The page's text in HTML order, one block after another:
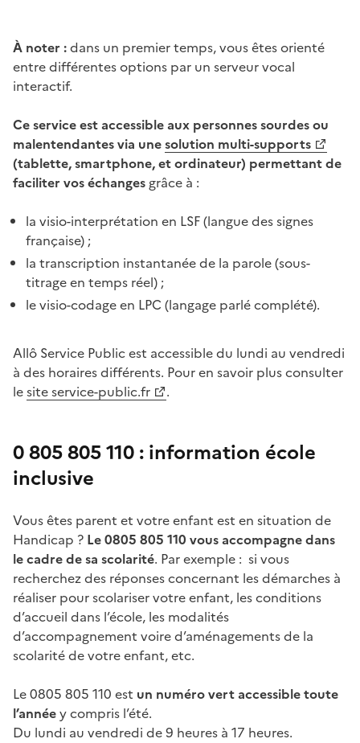
À noter :dans un premier temps, vous êtes orienté
entre différentes options par un serveur vocal
interactif.
Ce service est accessible aux personnes sourdes ou
malentendantes via unesolution multi-supports
(tablette, smartphone, et ordinateur) permettant de
faciliter vos échanges grâce à :
la visio-interprétation en LSF (langue des signes
française) ;
la transcription instantanée de la parole (sous-
titrage en temps réel) ;
le visio-codage en LPC (langage parlé complété).
Allô Service Public est accessible du lundi au vendredi
à des horaires différents. Pour en savoir plus consulter
lesite service-public.fr .
0 805 805 110 : information école
inclusive
Vous êtes parent et votre enfant est en situation de
Handicap ? Le 0805 805 110 vous accompagne dans
le cadre de sa scolarité. Par exemple : si vous
recherchez des réponses concernant les démarches à
réaliser pour scolariser votre enfant, les conditions
d’accueil dans l’école, les modalités
d’accompagnement voire d’aménagements de la
scolarité de votre enfant, etc.
Le 0805 805 110 est un numéro vert accessible toute
l’annéey compris l’été.
Du lundi au vendredi de 9 heures à 17 heures.